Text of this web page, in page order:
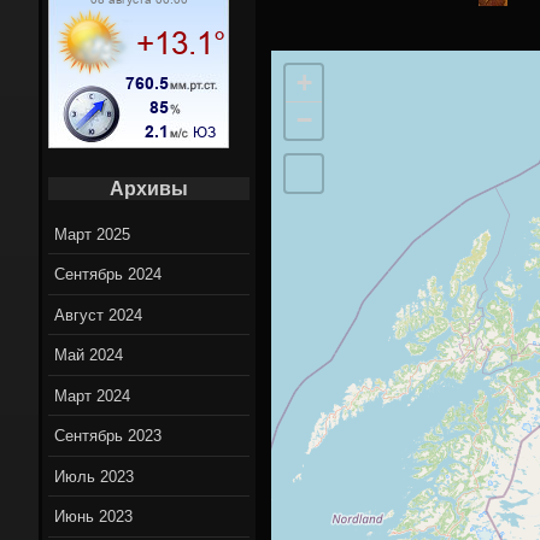
+
−
Архивы
Март 2025
Сентябрь 2024
Август 2024
Май 2024
Март 2024
Сентябрь 2023
Июль 2023
Июнь 2023